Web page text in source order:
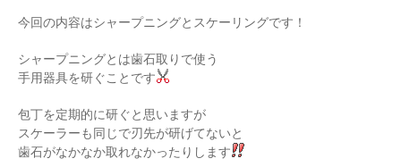
今回の内容はシャープニングとスケーリングです！
シャープニングとは歯石取りで使う
手用器具を研ぐことです
包丁を定期的に研ぐと思いますが
スケーラーも同じで刃先が研げてないと
歯石がなかなか取れなかったりします